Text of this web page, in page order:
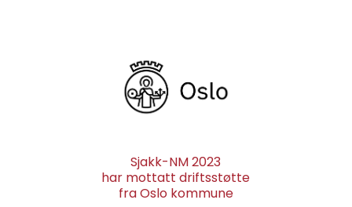
Sjakk-NM 2023
har mottatt driftsstøtte
fra Oslo kommune